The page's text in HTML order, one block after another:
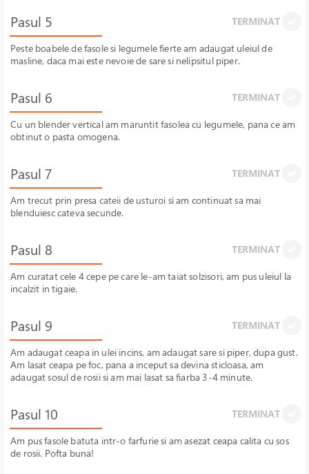
Pasul 5 TERMINAT
Peste boabele de fasole si legumele fierte am adaugat uleiul de
masline, daca mai este nevoie de sare si nelipsitul piper.
Pasul 6 TERMINAT
Cu un blender vertical am maruntit fasolea cu legumele, pana ce am
obtinut o pasta omogena.
Pasul 7 TERMINAT
Am trecut prin presa cateii de usturoi si am continuat sa mai
blenduiesc cateva secunde.
Pasul 8 TERMINAT
Am curatat cele 4 cepe pe care le-am taiat solzisori, am pus uleiul la
incalzit in tigaie.
Pasul 9 TERMINAT
Am adaugat ceapa in ulei incins, am adaugat sare si piper, dupa gust.
Am lasat ceapa pe foc, pana a inceput sa devina sticloasa, am
adaugat sosul de rosii si am mai lasat sa fiarba 3-4 minute.
Pasul 10 TERMINAT
Am pus fasole batuta intr-o farfurie si am asezat ceapa calita cu sos
de rosii. Pofta buna!